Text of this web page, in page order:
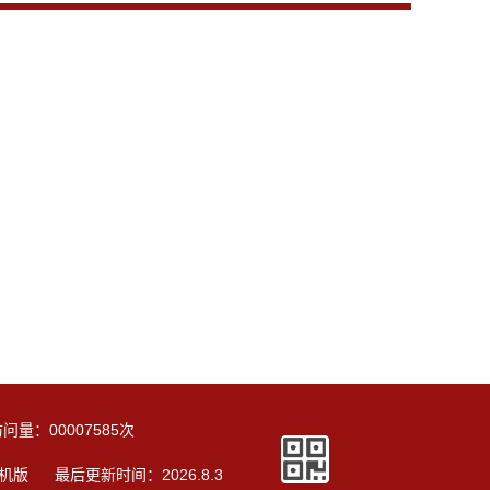
量： 00007585次
版 最后更新时间： 2026 8 3